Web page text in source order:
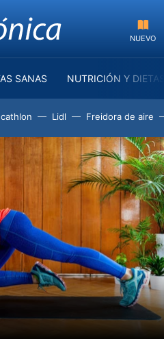
NUEVO
SANAS NUTRICIÓN Y
Lidl Freidora de aire